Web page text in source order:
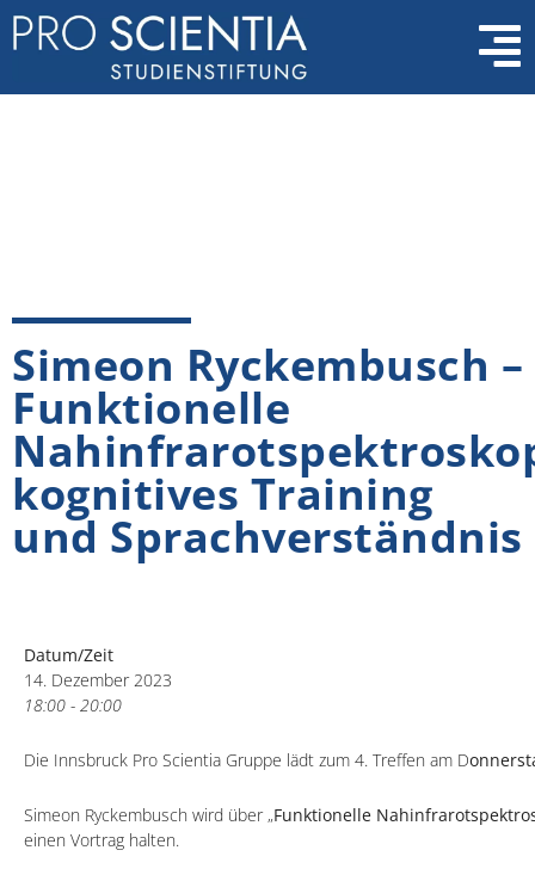
Simeon Ryckembusch –
Funktionelle
kognitives Training
und Sprachverständnis
Datum/Zeit
14. Dezember 2023
18:00 - 20:00
Die Innsbruck Pro Scientia Gruppe lädt zum 4. Treffen am D
Simeon Ryckembusch wird über „Funktionelle
einen Vortrag halten.